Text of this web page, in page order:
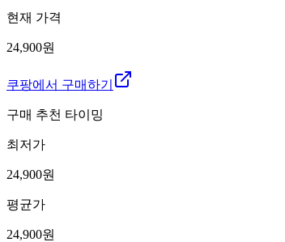
현재 가격
24,900원
쿠팡에서 구매하기
구매 추천 타이밍
최저가
24,900원
평균가
24,900원